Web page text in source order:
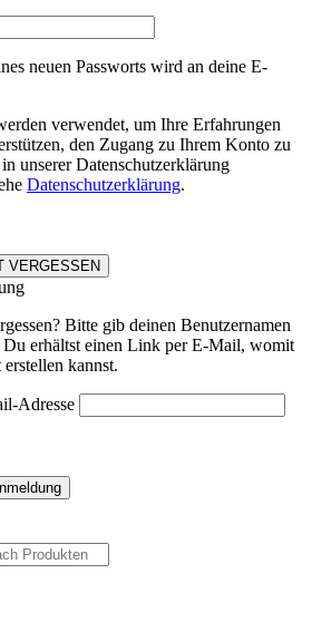
neuen Passworts wird an deine E-
verwendet, um Ihre Erfahrungen
den Zugang zu Ihrem Konto zu
unserer Datenschutzerklärung
Datenschutzerklärung.
VERGESSEN
Bitte gib deinen Benutzernamen
erhältst einen Link per E-Mail, womit
kannst.
Adresse